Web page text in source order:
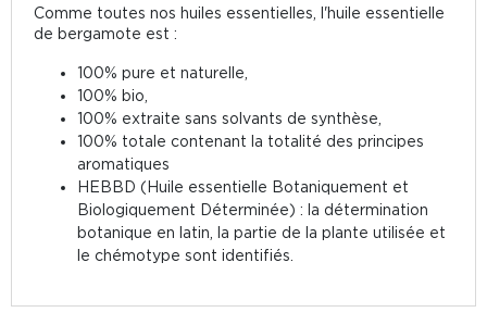
Comme toutes nos huiles essentielles, l'huile essentielle
de bergamote est :
100% pure et naturelle,
100% bio,
100% extraite sans solvants de synthèse,
100% totale contenant la totalité des principes
aromatiques
HEBBD (Huile essentielle Botaniquement et
Biologiquement Déterminée) : la détermination
botanique en latin, la partie de la plante utilisée et
le chémotype sont identifiés.